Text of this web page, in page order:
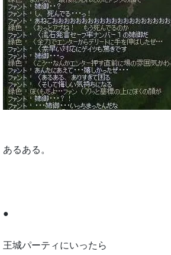
あるある。
●
王城パーティにいったら